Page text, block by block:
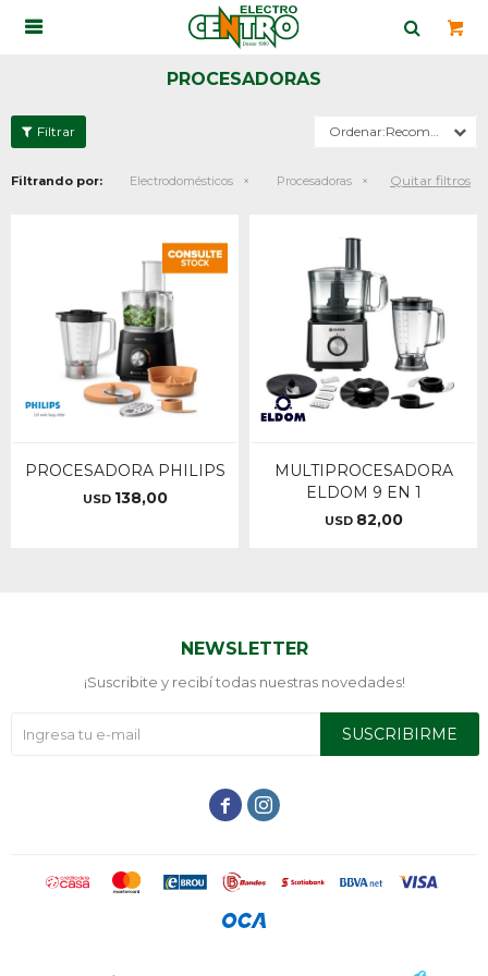

PROCESADORAS
Recomendados
Filtrando por: Electrodomésticos Procesadoras Quitar filtros
PROCESADORA PHILIPS
USD 138,00
MULTIPROCESADORA
ELDOM 9 EN 1
USD 82,00
NEWSLETTER
¡Suscribite y recibí todas nuestras novedades!
SUSCRIBIRME
 